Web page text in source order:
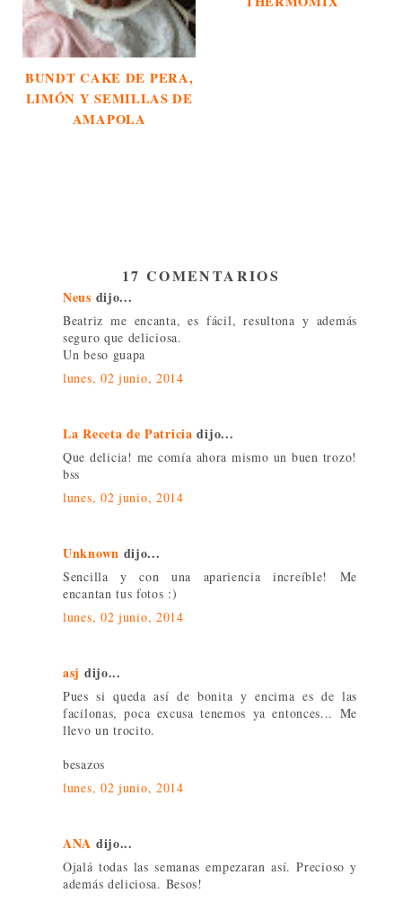
BUNDT CAKE DE PERA,
LIMÓN Y SEMILLAS DE
AMAPOLA
17 COMENTARIOS
Neus dijo...
Beatriz me encanta, es fácil, resultona y además
seguro que deliciosa.
Un beso guapa
lunes, 02 junio, 2014
La Receta de Patricia dijo...
Que delicia! me comía ahora mismo un buen trozo!
bss
lunes, 02 junio, 2014
Unknown dijo...
Sencilla y con una apariencia increíble! Me
encantan tus fotos :)
lunes, 02 junio, 2014
asj dijo...
Pues si queda así de bonita y encima es de las
facilonas, poca excusa tenemos ya entonces... Me
llevo un trocito.
besazos
lunes, 02 junio, 2014
ANA dijo...
Ojalá todas las semanas empezaran así. Precioso y
además deliciosa. Besos!